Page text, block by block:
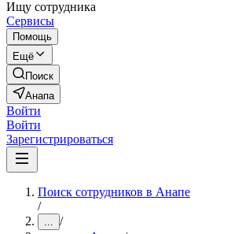
Ищу сотрудника
Сервисы
Помощь
Ещё
Поиск
Анапа
Войти
Войти
Зарегистрироваться
Поиск сотрудников в Анапе
/
... /